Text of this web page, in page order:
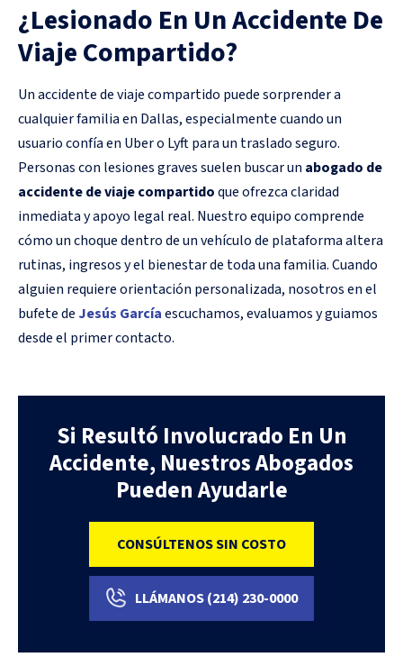
¿Lesionado En Un Accidente De
Viaje Compartido?
Un accidente de viaje compartido puede sorprender a
cualquier familia en Dallas, especialmente cuando un
usuario confía en Uber o Lyft para un traslado seguro.
Personas con lesiones graves suelen buscar un abogado de
accidente de viaje compartidoque ofrezca claridad
inmediata y apoyo legal real. Nuestro equipo comprende
cómo un choque dentro de un vehículo de plataforma altera
rutinas, ingresos y el bienestar de toda una familia. Cuando
alguien requiere orientación personalizada, nosotros en el
bufete de Jesús Garcíaescuchamos, evaluamos y guiamos
desde el primer contacto.
Si Resultó Involucrado En Un
Accidente, Nuestros Abogados
Pueden Ayudarle
CONSÚLTENOS SIN COSTO
LLÁMANOS(214) 230-0000